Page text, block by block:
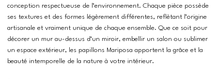
conception respectueuse de l’environnement. Chaque pièce possède
ses textures et des formes légèrement différentes, reflètant l’origine
artisanale et vraiment unique de chaque ensemble. Que ce soit pour
décorer un mur au-dessus d’un miroir, embellir un salon ou sublimer
un espace extérieur, les papillons Mariposa apportent la grâce et la
beauté intemporelle de la nature à votre intérieur.